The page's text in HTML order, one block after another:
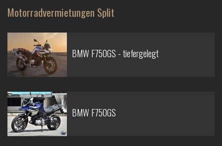
Motorradvermietungen Split
BMW F750GS - tiefergelegt
BMW F750GS